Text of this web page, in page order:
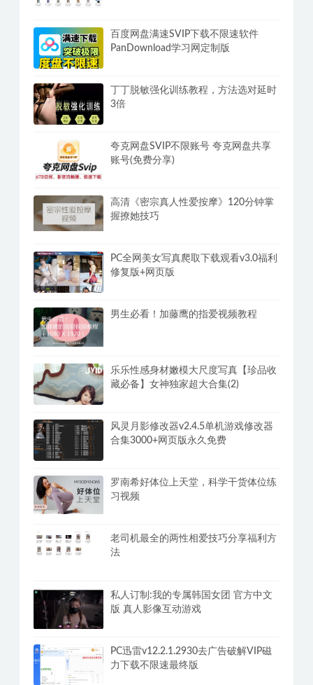
百度网盘满速SVIP下载不限速软件
PanDownload学习网定制版
丁丁脱敏强化训练教程，方法选对延时
3倍
夸克网盘SVIP不限账号 夸克网盘共享
账号(免费分享)
高清《密宗真人性爱按摩》120分钟掌
握撩她技巧
PC全网美女写真爬取下载观看v3.0福利
修复版+网页版
男生必看！加藤鹰的指爱视频教程
乐乐性感身材嫩模大尺度写真【珍品收
藏必备】女神独家超大合集(2)
风灵月影修改器v2.4.5单机游戏修改器
合集3000+网页版永久免费
罗南希好体位上天堂，科学干货体位练
习视频
老司机最全的两性相爱技巧分享福利方
法
私人订制:我的专属韩国女团 官方中文
版 真人影像互动游戏
PC迅雷v12.2.1.2930去广告破解VIP磁
力下载不限速最终版